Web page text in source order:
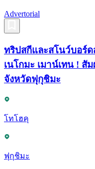
Advertorial
ทริปสกีและสโนว์บอร์ด
เนโกมะ เมาน์เทน !
จังหวัดฟุกุชิมะ
โทโฮคุ
ฟุกุชิมะ